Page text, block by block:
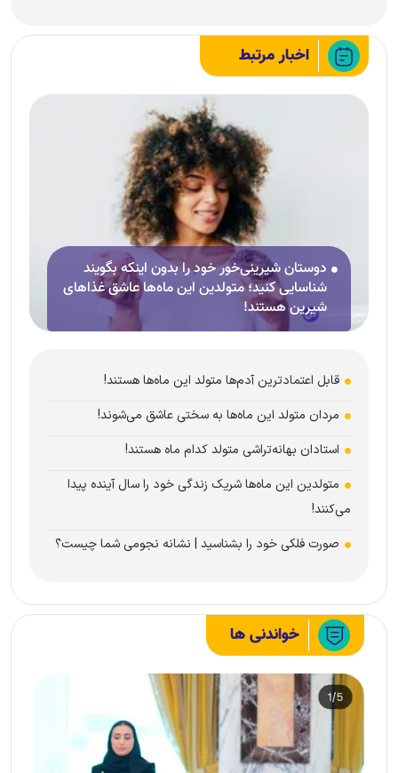
اخبار مرتبط
دوستان شیرینی‌خور خود را بدون اینکه بگویند
شناسایی کنید؛ متولدین این ماه‌ها عاشق غذا‌های
شیرین هستند!
قابل اعتمادترین آدم‌ها متولد این ماه‌ها هستند!
مردان متولد این ماه‌ها به سختی عاشق می‌شوند!
استادان بهانه‌تراشی متولد کدام ماه هستند!
متولدین این ماه‌ها شریک زندگی خود را سال آینده پیدا
می‌کنند!
صورت فلکی خود را بشناسید | نشانه نجومی شما چیست؟
خواندنی ها